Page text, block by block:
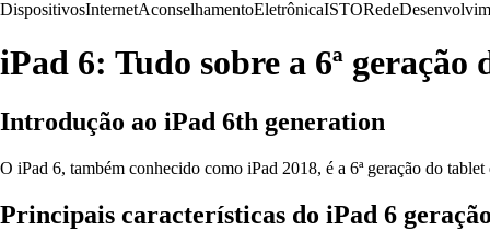
DispositivosInternetAconselhamentoEletrônicaISTORede
iPad 6: Tudo sobre a 6ª geração
Introdução ao iPad 6th generation
O iPad 6, também conhecido como iPad 2018, é a 6ª geração do
Principais características do iPad 6